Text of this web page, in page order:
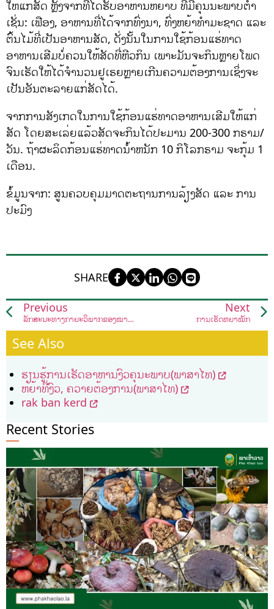
ໃຫ້ແກ່ສັດ ຫຼັງຈາກທີ່ໄດ້ຮັບອາຫານຫຍາບ ທີ່ມີຄຸນນະພາບຕໍ່າ
ເຊັ່ນ: ເຟືອງ, ອາຫານທີ່ໄດ້ຈາກທົ່ງນາ, ທົ່ງຫຍ້າທໍາມະຊາດ ແລະ
ຕົ້ນໄມ້ທີ່ເປັນອາຫານສັດ, ດັ່ງນັ້ນໃນການໃຊ້ກ້ອນແຮ່ທາດ
ອາຫານເສີມບໍ່ຄວນໃຫ້ສັດທີ່ຫີວກິນ ເພາະມັນຈະກິນຫຼາຍໂພດ
ຈົນເຮັດໃຫ້ໄດ້ຈໍານວນຢູເຣຍຫຼາຍເກີນຄວາມຕ້ອງການເຊິ່ງຈະ
ເປັນອັນຕະລາຍແກ່ສັດໄດ້.
ຈາກການສັງເກດໃນການໃຊ້ກ້ອນແຮ່ທາດອາຫານເສີມໃຫ້ແກ່
ສັດ ໂດຍສະເລ່ຍແລ້ວສັດຈະກິນໄດ້ປະມານ 200-300 ກຣາມ/
ວັນ. ຖ້າຜະລິດກ້ອນແຮ່ທາດນ້ໍາຫນັກ 10 ກິໂລກຣາມ ຈະກຸ້ມ 1
ເດືອນ.
ຂໍ້ມູນຈາກ: ສູນຄວບຄຸມມາດຕະຖານການລ້ຽງສັດ ແລະ ການ
ປະມົງ
SHARE
Previous
ລັກສະນະທາງກາຍະວິພາກຂອງໝາກ, ດອກ ແລະ ແກ່ນພືດ
Next
ການເຮັດຫຍ້າໝັກ
See Also
ຮຽນຮູ້ການເຮັດອາຫານງົວຄຸນະພາບ(ພາສາໄທ)
ຫຍ້າທີ່ງົວ, ຄວາຍຕ້ອງການ(ພາສາໄທ)
rak ban kerd
Recent Stories